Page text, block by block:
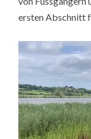
ersten Abschnitt